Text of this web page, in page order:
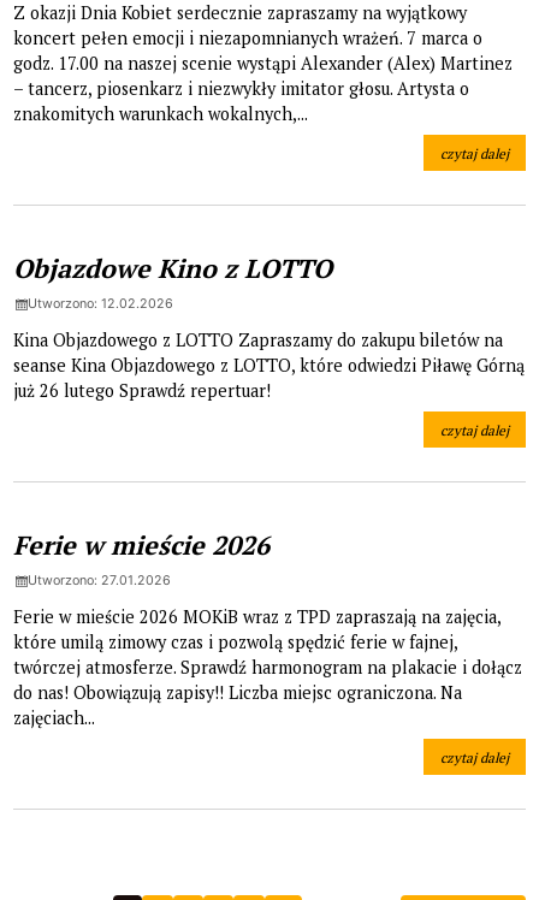
Z okazji Dnia Kobiet serdecznie zapraszamy na wyjątkowy
koncert pełen emocji i niezapomnianych wrażeń. 7 marca o
godz. 17.00 na naszej scenie wystąpi Alexander (Alex) Martinez
– tancerz, piosenkarz i niezwykły imitator głosu. Artysta o
znakomitych warunkach wokalnych,...
czytaj dalej
na temat:
Objazdowe Kino z LOTTO
Utworzono: 12.02.2026
Kina Objazdowego z LOTTO Zapraszamy do zakupu biletów na
seanse Kina Objazdowego z LOTTO, które odwiedzi Piławę Górną
już 26 lutego Sprawdź repertuar!
czytaj dalej
na temat:
Ferie w mieście 2026
Utworzono: 27.01.2026
Ferie w mieście 2026 MOKiB wraz z TPD zapraszają na zajęcia,
które umilą zimowy czas i pozwolą spędzić ferie w fajnej,
twórczej atmosferze. Sprawdź harmonogram na plakacie i dołącz
do nas! Obowiązują zapisy!! Liczba miejsc ograniczona. Na
zajęciach...
czytaj dalej
na temat: Ferie